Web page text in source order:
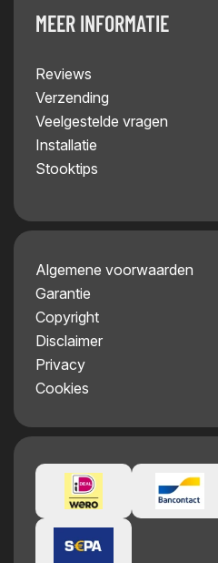
MEER INFORMATIE
Reviews
Verzending
Veelgestelde vragen
Installatie
Stooktips
Algemene voorwaarden
Garantie
Copyright
Disclaimer
Privacy
Cookies